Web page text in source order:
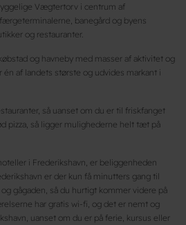
Vægtertorv i centrum af
banegård og byens
og restauranter.
og havneby med masser af aktivitet og
af landets største og udvides markant i
så uanset om du er til friskfanget
pizza, så ligger mulighederne helt tæt på
i Frederikshavn, er beliggenheden
er der kun få minutters gang til
gågaden, så du hurtigt kommer videre på
har gratis wi-fi, og det er nemt og
uanset om du er på ferie, kursus eller